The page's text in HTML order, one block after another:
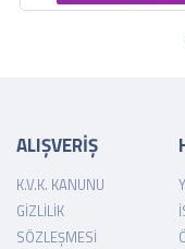
ALIŞVERİŞ
K.V.K. KANUNU
GIZLILIK
SÖZLEŞMESI